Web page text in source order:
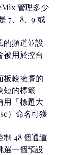
管理多少
7、8、9 或
的頻道並設
被用於控台
板較擁擠的
短的標籤
用「標題大
）命名可獲
制 48 個通道
選一個預設